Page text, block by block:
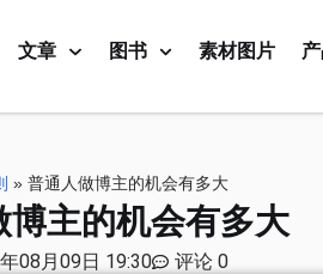
文章 图书 素材图片
» 普通人做博主的机会有多大
博主的机会有多大
08月09日 19:30 评论 0